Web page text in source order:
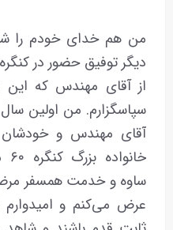
من هم خدای خودم را
دیگر توفیق حضور در
از آقای مهندس که این
سپاسگزارم. من اولین
آقای مهندس و خودشان
ساوه و خدمت همسفر
عرض می‌کنم و